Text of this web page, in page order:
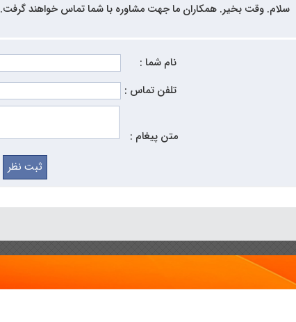
سلام. وقت بخیر. همکاران ما جهت مشاوره با شما تماس خواهند گرفت.
نام شما :
تلفن تماس :
متن پیغام :